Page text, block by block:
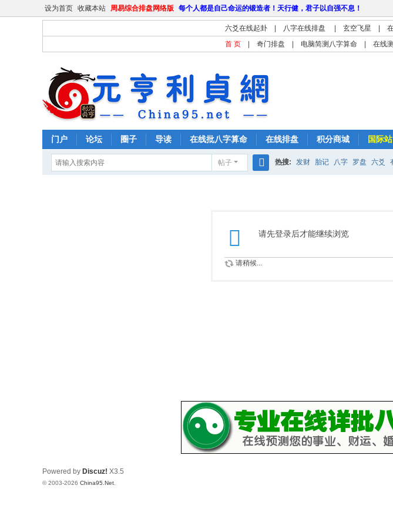
设为首页 收藏本站 周易综合排盘网络版 每个人都是自己命运的锻造者！天行健，君子以自强不息！
六爻在线起卦 八字在线排盘 玄空飞星
首 页
奇门排盘 电脑简测八字算命 在线
门户 论坛 圈子 导读 在线批八字算命 在线排盘 积分商城 国际站
帖子 热搜: 发财 胎记 八字 罗盘 六爻
请先登录后才能继续浏览
请稍候...
Powered by Discuz! X3.5
© 2003-2026 China95.Net